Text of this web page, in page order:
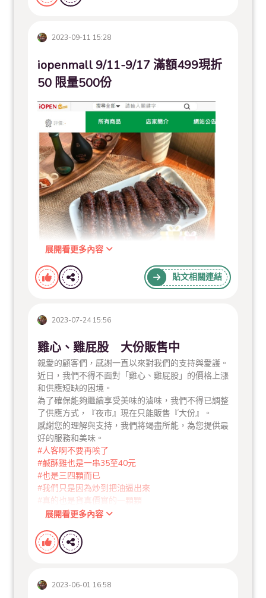
也謝謝藉由這是活動，讓許多北部的饕客慢慢認識來
最感動的是～現場有許多客人是「聞香而來」
竟然說現場瀰漫的香味就是二師兄滷味！
（這技能連小編都覺得訝異～客人已經完完全全記住
我們的味道
）
感謝主持人佩芳的快樂配方、我愛大頭村-購物專家
旭村兩位主持人的推薦
快閃活動結束！但
不要忘記～我們也加入
更多《優惠及免運活動》都會在
https://mall.iopenmall.tw/009175/index.php（附上
連結方便大家訂購
）
南伴手禮 #夜市美食
目以待
2023-09-11 15:28
iopenmall 9/11-9/17 滿額499現折
50 限量500份
展開看更多內容
貼文相關連結
2023-07-24 15:56
雞心、雞屁股 大份販售中
親愛的顧客們，感謝一直以來對我們的支持與愛護。
近日，我們不得不面對「雞心、雞屁股」的價格上漲
和供應短缺的困境。
為了確保能夠繼續享受美味的滷味，我們不得已調整
了供應方式，『夜市』現在只能販售『大份』。
感謝您的理解與支持，我們將竭盡所能，為您提供最
好的服務和美味。
#人客啊不要再唉了
#鹹酥雞也是一串35至40元
#也是三四顆而已
#我們只是因為炒到把油逼出來
#真的也是貨真價實的一顆顆
展開看更多內容
2023-06-01 16:58